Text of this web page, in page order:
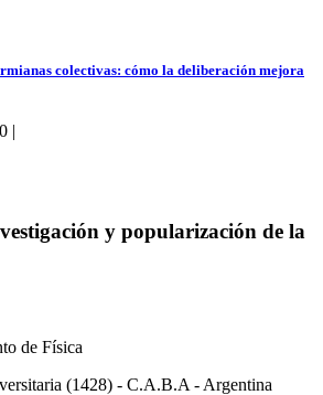
colectivas: cómo la deliberación mejora
|
y popularización de la
de Física
(1428) - C.A.B.A - Argentina